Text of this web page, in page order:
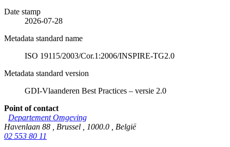
Date stamp
2026-07-28
Metadata standard name
ISO 19115/2003/Cor.1:2006/INSPIRE-TG2.0
Metadata standard version
GDI-Vlaanderen Best Practices – versie 2.0
Point of contact
Departement Omgeving
Havenlaan 88
Brussel 1000.0
België
02 553 80 11